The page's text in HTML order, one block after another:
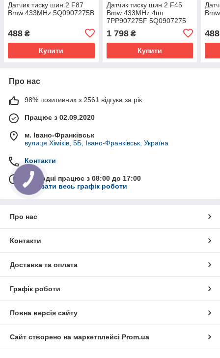
Датчик тиску шин 2 F87
Bmw 433MHz 5Q0907275B
488 ₴
Купити
Датчик тиску шин 2 F45
Bmw 433MHz 4шт
7PP907275F 5Q0907275
1 798₴
Купити
488
Про нас
98% позитивних з 2561 відгука за рік
Працює з 02.09.2020
м. Івано-Франківськ
вулиця Хіміків, 5Б, Івано-Франківськ, Україна
Контакти
Сьогодні працює з 08:00 до 17:00
Показати весь графік роботи
Про нас
Контакти
Доставка та оплата
Графік роботи
Повна версія сайту
Сайт створено на маркетплейсі Prom.ua